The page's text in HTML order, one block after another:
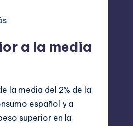
a la media
la media del 2% de la
español y a
superior en la